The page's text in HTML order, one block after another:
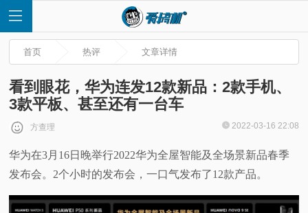
首
页
首页 热评 文章详情
看到眼花，华为连发12款新品：2款手机、
3款平板、甚至还有一台车
方查理 2022-03-16 22:08
华为在3月16日晚举行2022华为全屋智能及全场景新品春季
发布会。2个小时的发布会，一口气发布了12款产品。